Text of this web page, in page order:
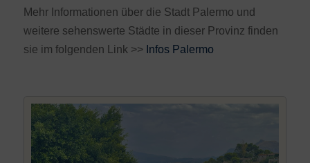
Mehr Informationen über die Stadt Palermo und
weitere sehenswerte Städte in dieser Provinz finden
sie im folgenden Link >> Infos Palermo